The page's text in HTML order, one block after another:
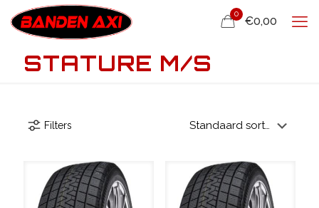
0
€0,00
STATURE M/S
Filters